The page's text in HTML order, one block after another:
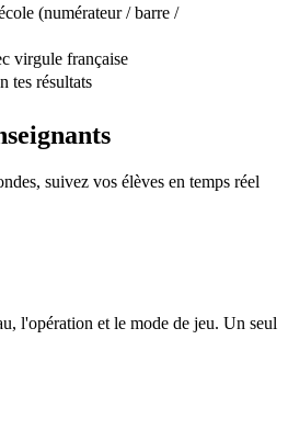
(numérateur / barre /
virgule française
tes résultats
suivez vos élèves en temps réel
l'opération et le mode de jeu. Un seul